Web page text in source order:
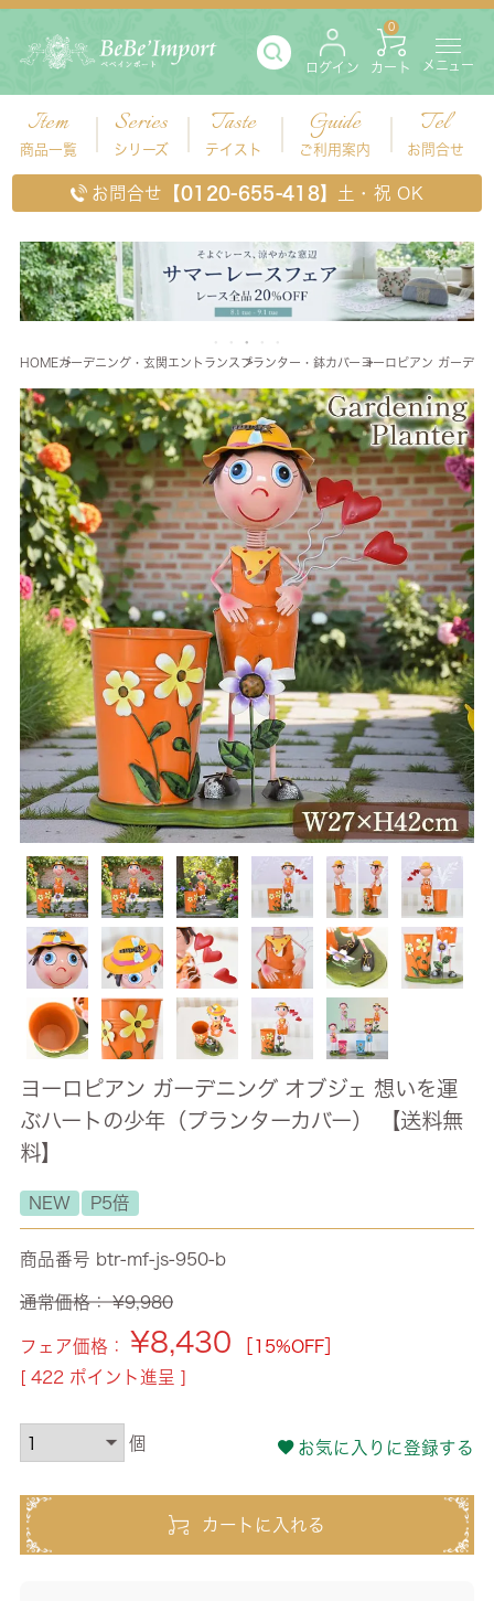
ログイン カート
0
メニュー
Item
商品一覧
Series
シリーズ
Taste
テイスト
Guide
ご利用案内
Tel
お問合せ
お問合せ 【0120-655-418】 土・祝 OK
HOMEガーデニング・玄関エントランス プランター・鉢カバー ヨーロピアン ガーデニ
ヨーロピアン ガーデニング オブジェ 想いを運
ぶハートの少年（プランターカバー） 【送料無
料】
NEW P5倍
商品番号 btr-mf-js-950-b
通常価格： ¥9,980
フェア価格： ¥8,430
［15%OFF］
[ 422 ポイント進呈 ]
お気に入りに登録する
カートに入れる